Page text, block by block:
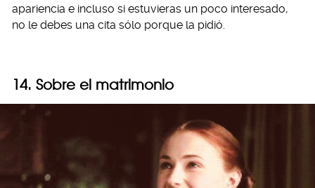
apariencia e incluso si estuvieras un poco interesado,
no le debes una cita sólo porque la pidió.
14. Sobre el matrimonio